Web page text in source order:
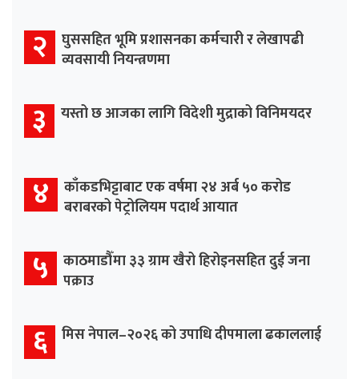
२ घुससहित भूमि प्रशासनका कर्मचारी र लेखापढी
व्यवसायी नियन्त्रणमा
३ यस्तो छ आजका लागि विदेशी मुद्राको विनिमयदर
४ काँकडभिट्टाबाट एक वर्षमा २४ अर्ब ५० करोड
बराबरको पेट्रोलियम पदार्थ आयात
५ काठमाडौँमा ३३ ग्राम खैरो हिरोइनसहित दुई जना
पक्राउ
६ मिस नेपाल–२०२६ को उपाधि दीपमाला ढकाललाई